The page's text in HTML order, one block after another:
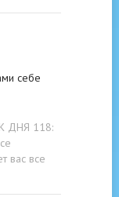
cебе
ДНЯ 118:
вас все